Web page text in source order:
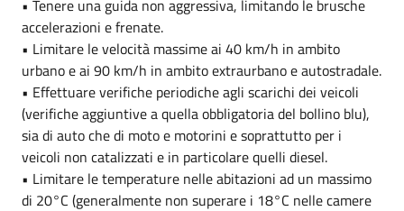
• Tenere una guida non aggressiva, limitando le brusche
accelerazioni e frenate.
• Limitare le velocità massime ai 40 km/h in ambito
urbano e ai 90 km/h in ambito extraurbano e autostradale.
• Effettuare verifiche periodiche agli scarichi dei veicoli
(verifiche aggiuntive a quella obbligatoria del bollino blu),
sia di auto che di moto e motorini e soprattutto per i
veicoli non catalizzati e in particolare quelli diesel.
• Limitare le temperature nelle abitazioni ad un massimo
di 20°C (generalmente non superare i 18°C nelle camere